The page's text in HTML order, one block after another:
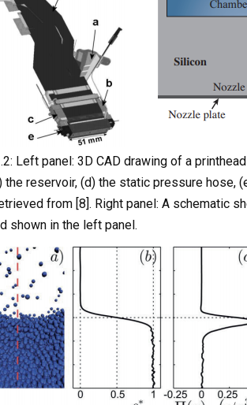
Left panel: 3D CAD drawing of a
the reservoir, (d) the static pressure hose,
from [8]. Right panel: A schematic
shown in the left panel.